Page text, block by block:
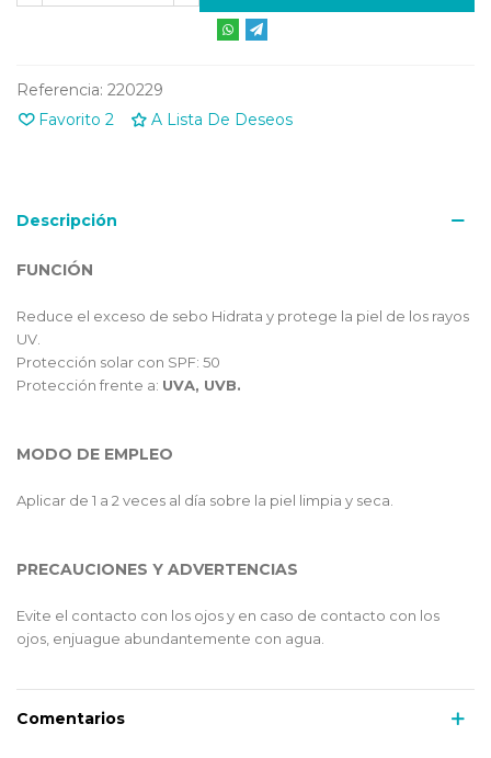
Referencia: 220229
Favorito 2 A Lista De Deseos
Descripción
FUNCIÓN
Reduce el exceso de sebo Hidrata y protege la piel de los rayos
UV.
Protección solar con SPF: 50
Protección frente a: UVA, UVB.
MODO DE EMPLEO
Aplicar de 1 a 2 veces al día sobre la piel limpia y seca.
PRECAUCIONES Y ADVERTENCIAS
Evite el contacto con los ojos y en caso de contacto con los
ojos, enjuague abundantemente con agua.
Comentarios